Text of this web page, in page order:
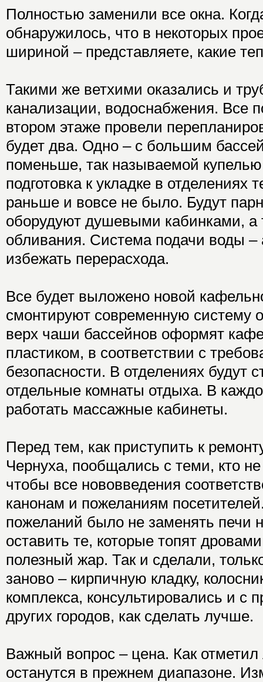
Полностью заменили все окна.
обнаружилось, что в некоторых
шириной – представляете, какие
Такими же ветхими оказались и
канализации, водоснабжения. Все
втором этаже провели
будет два. Одно – с большим
поменьше, так называемой
подготовка к укладке в отделениях
раньше и вовсе не было. Будут
оборудуют душевыми кабинками, а
обливания. Система подачи воды –
избежать перерасхода.
Все будет выложено новой
смонтируют современную систему
верх чаши бассейнов оформят
пластиком, в соответствии с
безопасности. В отделениях будут
отдельные комнаты отдыха. В
работать массажные кабинеты.
Перед тем, как приступить к
Чернуха, пообщались с теми, кто
чтобы все нововведения
канонам и пожеланиям
пожеланий было не заменять печи
оставить те, которые топят
полезный жар. Так и сделали,
заново – кирпичную кладку,
комплекса, консультировались и с
других городов, как сделать лучше.
Важный вопрос – цена. Как
останутся в прежнем диапазоне.